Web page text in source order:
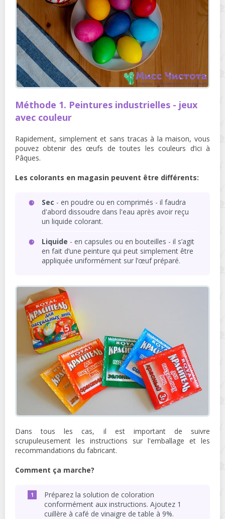
Méthode 1. Peintures industrielles - jeux
avec couleur
Rapidement, simplement et sans tracas à la maison, vous
pouvez obtenir des œufs de toutes les couleurs d’ici à
Pâques.
Les colorants en magasin peuvent être différents:
Sec - en poudre ou en comprimés - il faudra
d'abord dissoudre dans l'eau après avoir reçu
un liquide colorant.
Liquide - en capsules ou en bouteilles - il s’agit
en fait d’une peinture qui peut simplement être
appliquée uniformément sur l’œuf préparé.
Dans tous les cas, il est important de suivre
scrupuleusement les instructions sur l'emballage et les
recommandations du fabricant.
Comment ça marche?
Préparez la solution de coloration
conformément aux instructions. Ajoutez 1
cuillère à café de vinaigre de table à 9%.